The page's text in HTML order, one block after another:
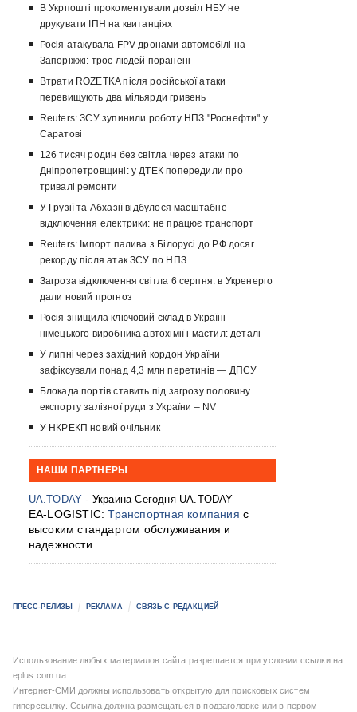
В Укрпошті прокоментували дозвіл НБУ не
друкувати ІПН на квитанціях
Росія атакувала FPV-дронами автомобілі на
Запоріжжі: троє людей поранені
Втрати ROZETKA після російської атаки
перевищують два мільярди гривень
Reuters: ЗСУ зупинили роботу НПЗ "Роснефти" у
Саратові
126 тисяч родин без світла через атаки по
Дніпропетровщині: у ДТЕК попередили про
тривалі ремонти
У Грузії та Абхазії відбулося масштабне
відключення електрики: не працює транспорт
Reuters: Імпорт палива з Білорусі до РФ досяг
рекорду після атак ЗСУ по НПЗ
Загроза відключення світла 6 серпня: в Укренерго
дали новий прогноз
Росія знищила ключовий склад в Україні
німецького виробника автохімії і мастил: деталі
У липні через західний кордон України
зафіксували понад 4,3 млн перетинів — ДПСУ
Блокада портів ставить під загрозу половину
експорту залізної руди з України – NV
У НКРЕКП новий очільник
НАШИ ПАРТНЕРЫ
UA.TODAY - Украина Сегодня UA.TODAY
EA-LOGISTIC:Транспортная компания с
высоким стандартом обслуживания и
надежности.
ПРЕСС-РЕЛИЗЫ РЕКЛАМА СВЯЗЬ С РЕДАКЦИЕЙ
Использование любых материалов сайта разрешается при условии ссылки на
eplus.com.ua
Интернет-СМИ должны использовать открытую для поисковых систем
гиперссылку. Ссылка должна размещаться в подзаголовке или в первом